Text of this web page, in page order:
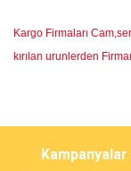
Kargo Firmaları
kırılan urunlerden
tarafımıza